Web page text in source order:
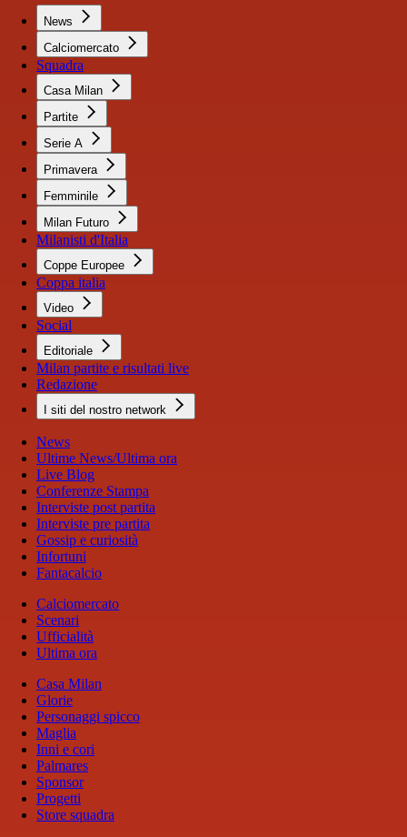
News
Calciomercato
Squadra
Casa Milan
Partite
Serie A
Primavera
Femminile
Milan Futuro
Milanisti d'Italia
Coppe Europee
Coppa italia
Video
Social
Editoriale
Milan partite e risultati live
Redazione
I siti del nostro network
News
Ultime News/Ultima ora
Live Blog
Conferenze Stampa
Interviste post partita
Interviste pre partita
Gossip e curiosità
Infortuni
Fantacalcio
Calciomercato
Scenari
Ufficialità
Ultima ora
Casa Milan
Glorie
Personaggi spicco
Maglia
Inni e cori
Palmares
Sponsor
Progetti
Store squadra